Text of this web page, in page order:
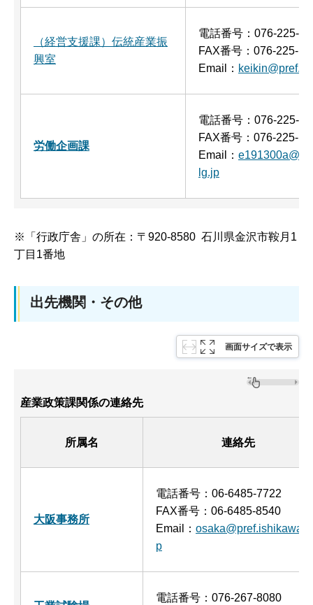
（経営支援課）伝統産業振
興室
電話番号：076-225-
FAX番号：076-225-
Email：
労働企画課
電話番号：076-225-
FAX番号：076-225-
Email：
lg.jp
※「行政庁舎」の所在：〒920-8580 石川県金沢市鞍月1
丁目1番地
出先機関・その他
画面サイズで表示
産業政策課関係の連絡先
所属名 連絡先
大阪事務所
電話番号：06-6485-7722
FAX番号：06-6485-8540
Email：
p
電話番号：076-267-8080